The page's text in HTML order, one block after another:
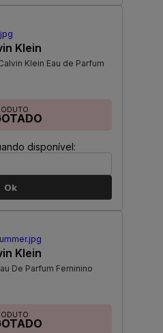
Klein
Klein Eau de Parfum
disponível:
Ok
Klein
De Parfum Feminino